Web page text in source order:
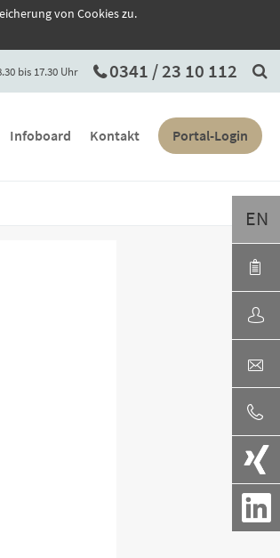
von Cookies zu.
bis 17.30 Uhr 0341 / 23 10 112
Infoboard Kontakt Portal-Login
EN